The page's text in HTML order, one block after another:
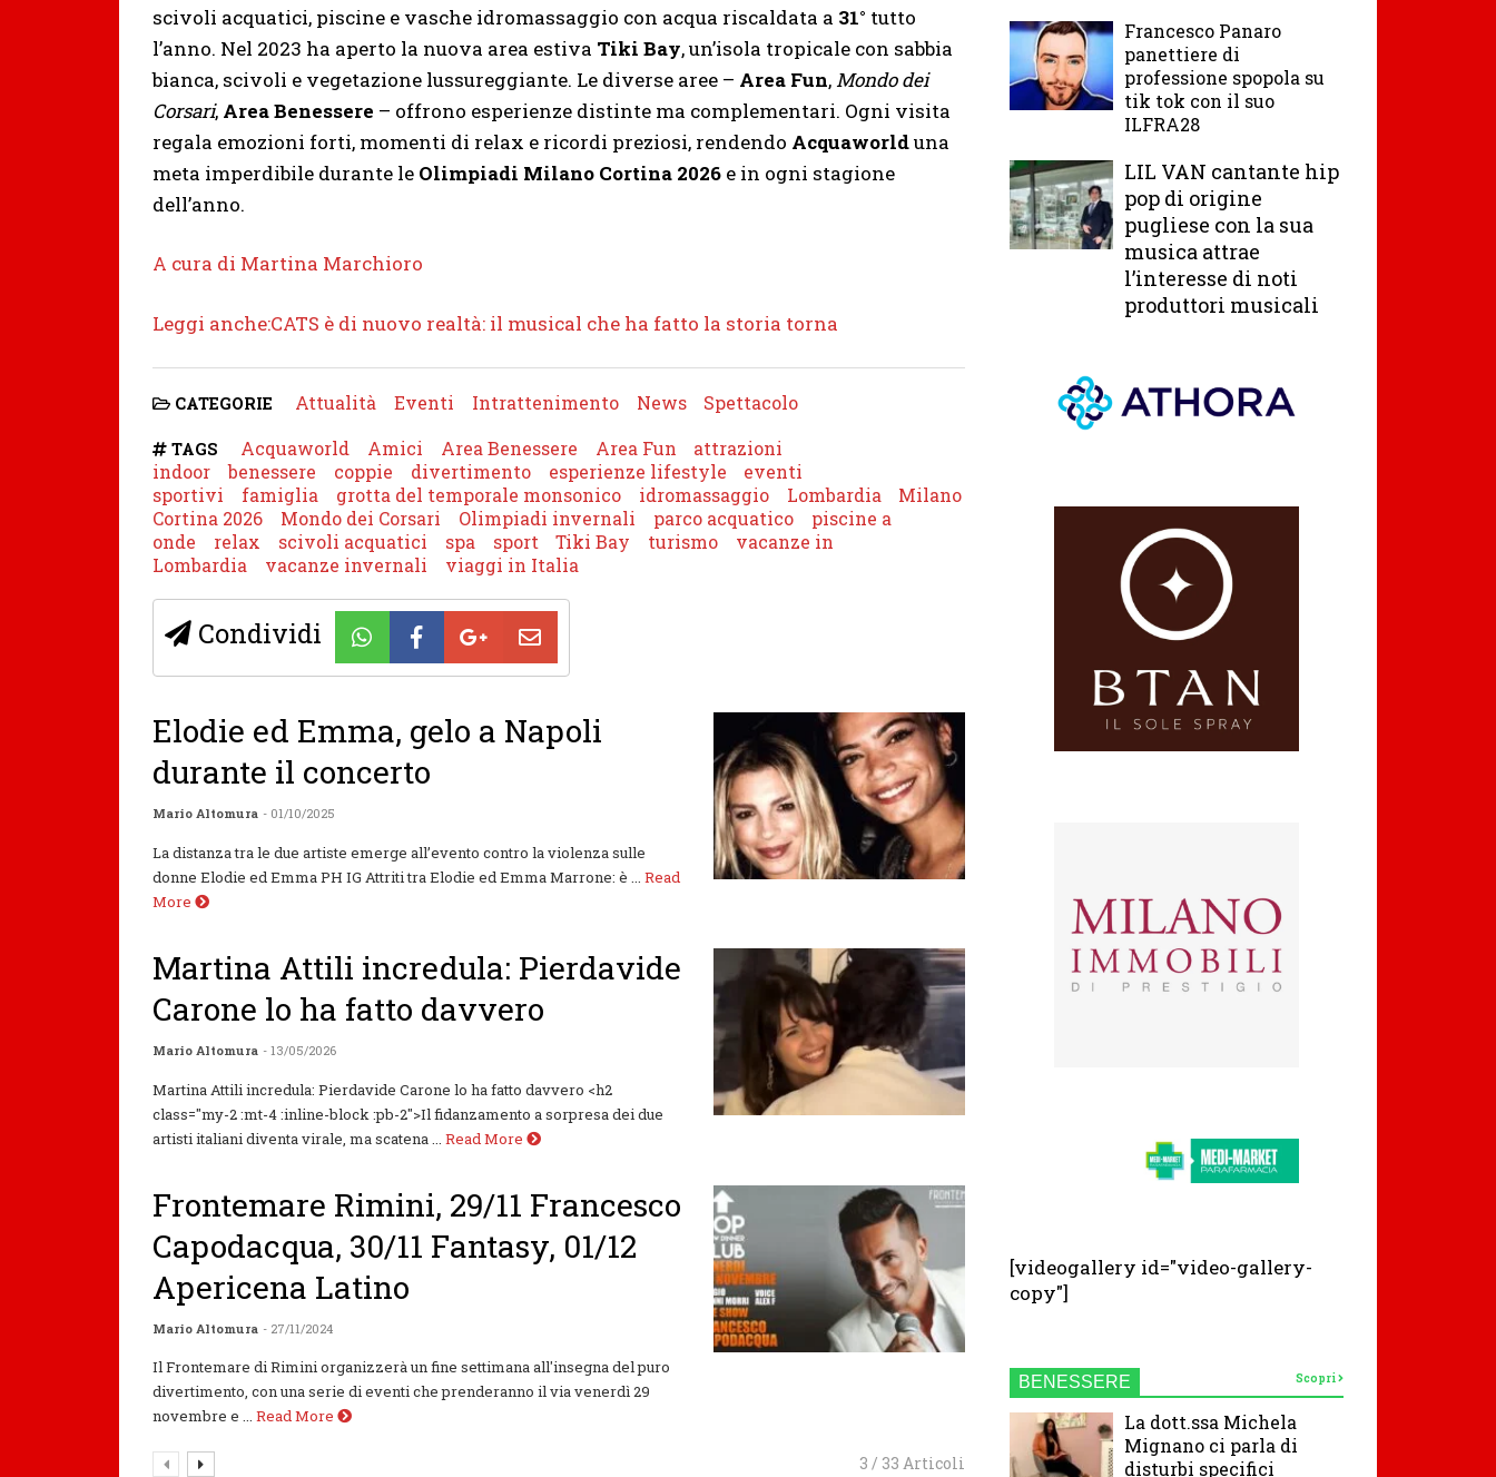
scivoli acquatici, piscine e vasche idromassaggio con acqua riscaldata a 31° tutto
l’anno. Nel 2023 ha aperto la nuova area estiva Tiki Bay, un’isola tropicale con sabbia
bianca, scivoli e vegetazione lussureggiante. Le diverse aree – Area Fun,Mondo dei
Corsari, Area Benessere – offrono esperienze distinte ma complementari. Ogni visita
regala emozioni forti, momenti di relax e ricordi preziosi, rendendo Acquaworlduna
meta imperdibile durante le Olimpiadi Milano Cortina 2026 e in ogni stagione
dell’anno.
A cura di Martina Marchioro
Leggi anche:CATS è di nuovo realtà: il musical che ha fatto la storia torna
CATEGORIE Attualità Eventi Intrattenimento News Spettacolo
TAGS Acquaworld Amici Area Benessere Area Fun
attrazioni
indoor
benessere coppie divertimento esperienze lifestyle
eventi
sportivi
famiglia grotta del temporale monsonico idromassaggio Lombardia
Milano
Cortina 2026
Mondo dei Corsari Olimpiadi invernali parco acquatico
piscine a
onde
relax scivoli acquatici spa sport Tiki Bay turismo
vacanze in
Lombardia
vacanze invernali viaggi in Italia
Condividi
Elodie ed Emma, gelo a Napoli
durante il concerto
Mario Altomura - 01/10/2025
La distanza tra le due artiste emerge all’evento contro la violenza sulle
donne Elodie ed Emma PH IG Attriti tra Elodie ed Emma Marrone: è ... Read
More
Martina Attili incredula: Pierdavide
Carone lo ha fatto davvero
Mario Altomura - 13/05/2026
Martina Attili incredula: Pierdavide Carone lo ha fatto davvero <h2
class="my-2 :mt-4 :inline-block :pb-2">Il fidanzamento a sorpresa dei due
artisti italiani diventa virale, ma scatena ...
Read More
Frontemare Rimini, 29/11 Francesco
Capodacqua, 30/11 Fantasy, 01/12
Apericena Latino
Mario Altomura - 27/11/2024
Il Frontemare di Rimini organizzerà un fine settimana all'insegna del puro
divertimento, con una serie di eventi che prenderanno il via venerdì 29
novembre e ... Read More
3 / 33 Articoli
Francesco Panaro
panettiere di
professione spopola su
tik tok con il suo
ILFRA28
LIL VAN cantante hip
pop di origine
pugliese con la sua
musica attrae
l’interesse di noti
produttori musicali
[videogallery id="video-gallery-
copy"]
BENESSERE Scopri
La dott.ssa Michela
Mignano ci parla di
disturbi specifici